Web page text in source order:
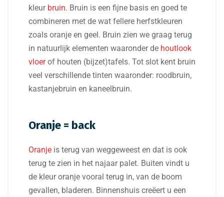
kleur bruin. Bruin is een fijne basis en goed te
combineren met de wat fellere herfstkleuren
zoals oranje en geel. Bruin zien we graag terug
in natuurlijk elementen waaronder de houtlook
vloerof houten (bijzet)tafels. Tot slot kent bruin
veel verschillende tinten waaronder: roodbruin,
kastanjebruin en kaneelbruin.
Oranje = back
Oranje is terug van weggeweest en dat is ook
terug te zien in het najaar palet. Buiten vindt u
de kleur oranje vooral terug in, van de boom
gevallen, bladeren. Binnenshuis creëert u een